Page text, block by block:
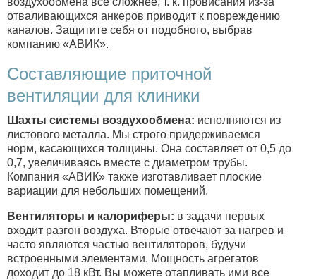
отваливающихся анкеров приводит к повреждению
каналов. Защитите себя от подобного, выбрав
компанию «АВИК».
Составляющие приточной
вентиляции для клиники
Шахты системы воздухообмена: исполняются из
листового металла. Мы строго придерживаемся
норм, касающихся толщины. Она составляет от 0,5 до
0,7, увеличиваясь вместе с диаметром трубы.
Компания «АВИК» также изготавливает плоские
вариации для небольших помещений.
Вентиляторы и калориферы: в задачи первых
входит разгон воздуха. Вторые отвечают за нагрев и
часто являются частью вентиляторов, будучи
встроенными элементами. Мощность агрегатов
доходит до 18 кВт. Вы можете отапливать ими все